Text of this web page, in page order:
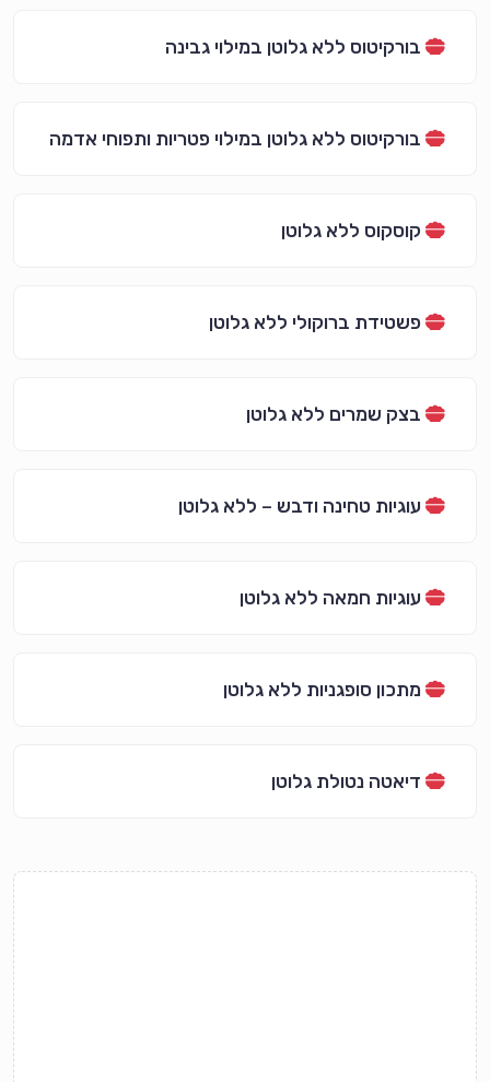
בורקיטוס ללא גלוטן במילוי גבינה
בורקיטוס ללא גלוטן במילוי פטריות ותפוחי אדמה
קוסקוס ללא גלוטן
פשטידת ברוקולי ללא גלוטן
בצק שמרים ללא גלוטן
עוגיות טחינה ודבש – ללא גלוטן
עוגיות חמאה ללא גלוטן
מתכון סופגניות ללא גלוטן
דיאטה נטולת גלוטן